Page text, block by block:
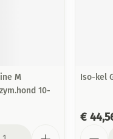
M
10-
Iso-kel
€